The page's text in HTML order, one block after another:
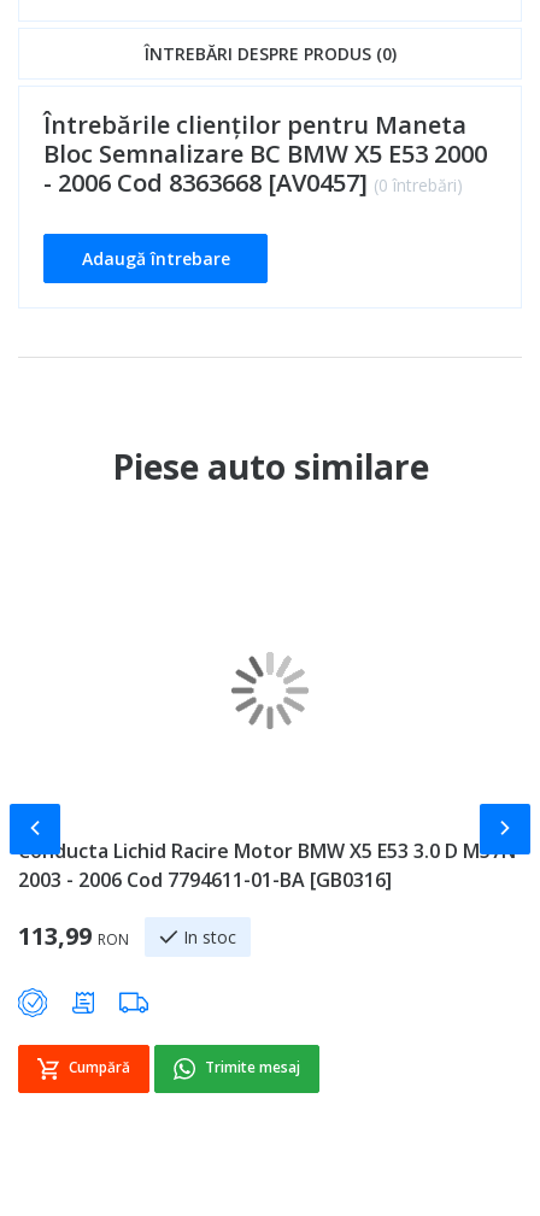
ÎNTREBĂRI DESPRE PRODUS (0)
Întrebările clienților pentru Maneta
Bloc Semnalizare BC BMW X5 E53 2000
- 2006 Cod 8363668 [AV0457] (0 întrebări)
Adaugă întrebare
Piese auto similare
Conducta Lichid Racire Motor BMW X5 E53 3.0 D M57N
2003 - 2006 Cod 7794611-01-BA [GB0316]
113,99 RON In stoc
Cumpără Trimite mesaj
Slide-ul anterior